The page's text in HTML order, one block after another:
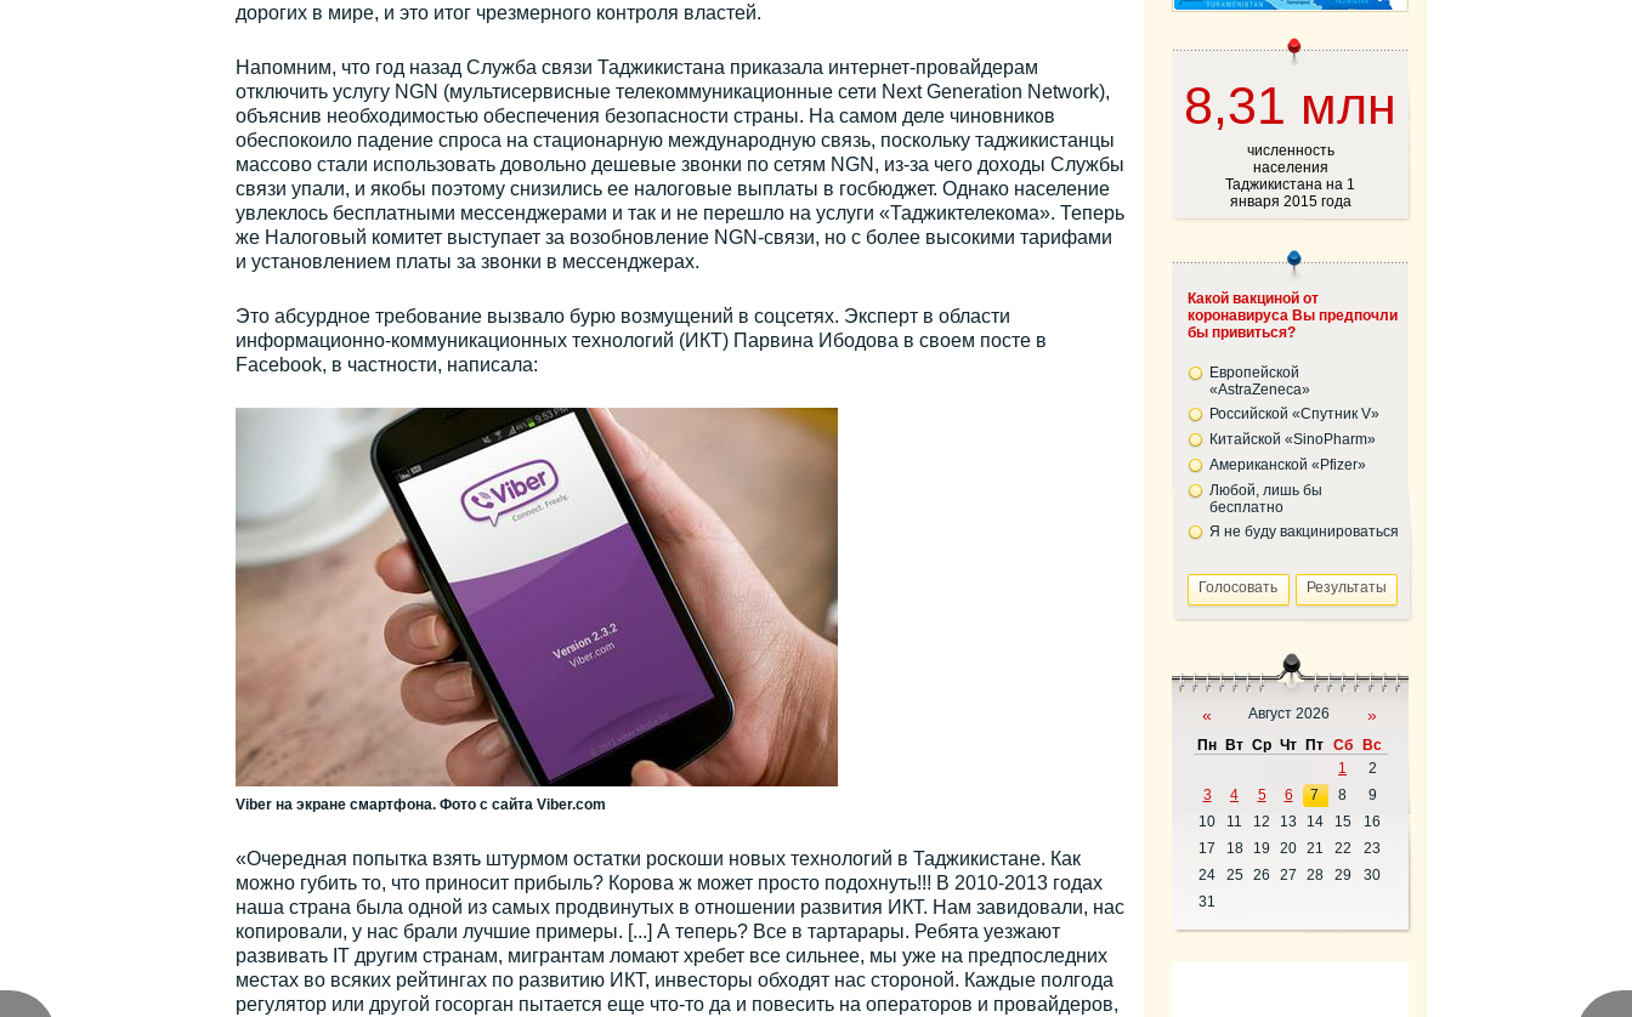
дорогих в мире, и это итог чрезмерного контроля властей.
Напомним, что год назад Служба связи Таджикистана приказала интернет-провайдерам
отключить услугу NGN (мультисервисные телекоммуникационные сети Next Generation Network),
объяснив необходимостью обеспечения безопасности страны. На самом деле чиновников
обеспокоило падение спроса на стационарную международную связь, поскольку таджикистанцы
массово стали использовать довольно дешевые звонки по сетям NGN, из-за чего доходы Службы
связи упали, и якобы поэтому снизились ее налоговые выплаты в госбюджет. Однако население
увлеклось бесплатными мессенджерами и так и не перешло на услуги «Таджиктелекома». Теперь
же Налоговый комитет выступает за возобновление NGN-связи, но с более высокими тарифами
и установлением платы за звонки в мессенджерах.
Это абсурдное требование вызвало бурю возмущений в соцсетях. Эксперт в области
информационно-коммуникационных технологий (ИКТ) Парвина Ибодова в своем посте в
Facebook, в частности, написала:
Viber на экране смартфона. Фото с сайта Viber.com
«Очередная попытка взять штурмом остатки роскоши новых технологий в Таджикистане. Как
можно губить то, что приносит прибыль? Корова ж может просто подохнуть!!! В 2010-2013 годах
наша страна была одной из самых продвинутых в отношении развития ИКТ. Нам завидовали, нас
копировали, у нас брали лучшие примеры. [...] А теперь? Все в тартарары. Ребята уезжают
развивать IT другим странам, мигрантам ломают хребет все сильнее, мы уже на предпоследних
местах во всяких рейтингах по развитию ИКТ, инвесторы обходят нас стороной. Каждые полгода
регулятор или другой госорган пытается еще что-то да и повесить на операторов и провайдеров,
8,31 млн
численность
населения
Таджикистана на 1
января 2015 года
Какой вакциной от
коронавируса Вы предпочли
бы привиться?
Европейской
«AstraZeneca»
Российской «Спутник V»
Китайской «SinoPharm»
Американской «Pfizer»
Любой, лишь бы
бесплатно
Я не буду вакцинироваться
« Август 2026 »
Пн Вт Ср Чт Пт Сб
Вс
1
2
3
4 5 6 7 8
9
10
11 12 13 14 15
16
17
18 19 20 21 22
23
24
25 26 27 28 29
30
31